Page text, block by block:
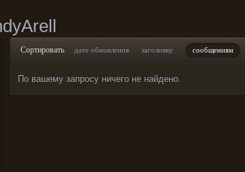
Сортировать дате обновления заголовку сообщениям
По вашему запросу ничего не найдено.